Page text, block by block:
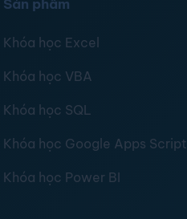
Sản phẩm
Khóa học Excel
Khóa học VBA
Khóa học SQL
Khóa học Google Apps Script
Khóa học Power BI